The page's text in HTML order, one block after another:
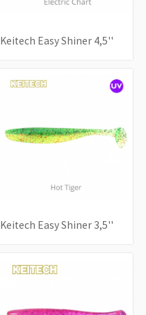
Keitech Easy Shiner 4,5''
Keitech Easy Shiner 3,5''